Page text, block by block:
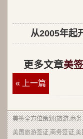
从2005年起
更多文章美
« 上一篇
美签全方位策划(旅游.商
美国旅游签证,商务签证,